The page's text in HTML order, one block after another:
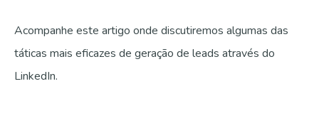
Acompanhe este artigo onde discutiremos algumas das
táticas mais eficazes de geração de leads através do
LinkedIn.